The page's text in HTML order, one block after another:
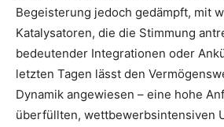
Begeisterung jedoch gedämpft, mit
Katalysatoren, die die Stimmung
bedeutender Integrationen oder
letzten Tagen lässt den
Dynamik angewiesen – eine hohe
überfüllten, wettbewerbsintensiven